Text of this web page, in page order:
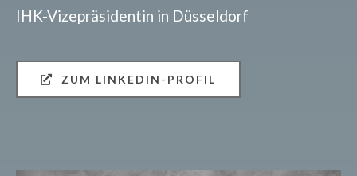
IHK-Vizepräsidentin in Düsseldorf
ZUM LINKEDIN-PROFIL